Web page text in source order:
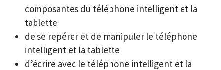
composantes du téléphone intelligent et la
tablette
de se repérer et de manipuler le téléphone
intelligent et la tablette
d’écrire avec le téléphone intelligent et la